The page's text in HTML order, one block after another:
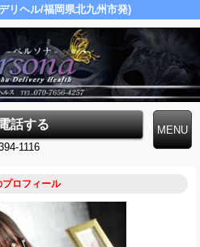
リヘル/福岡県北九州市発)
話する
1116
ロフィール